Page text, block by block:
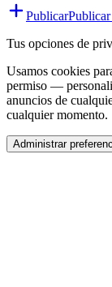
Publicar
Tus opciones de
Usamos cookies
permiso —
anuncios de
cualquier momento.
Administrar